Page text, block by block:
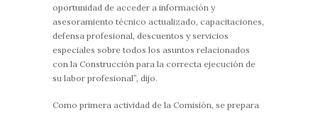
oportunidad de acceder a información y
asesoramiento técnico actualizado, capacitaciones,
defensa profesional, descuentos y servicios
especiales sobre todos los asuntos relacionados
con la Construcción para la correcta ejecución de
su labor profesional”, dijo.
Como primera actividad de la Comisión, se prepara